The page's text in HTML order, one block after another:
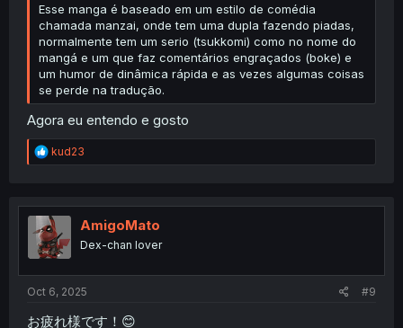
Esse manga é baseado em um estilo de comédia
chamada manzai, onde tem uma dupla fazendo piadas,
normalmente tem um serio (tsukkomi) como no nome do
mangá e um que faz comentários engraçados (boke) e
um humor de dinâmica rápida e as vezes algumas coisas
se perde na tradução.
Agora eu entendo e gosto
R
e
t
i
o
n
kud23
AmigoMato
Dex-chan lover
Oct 6, 2025 #9
お疲れ様です！😊